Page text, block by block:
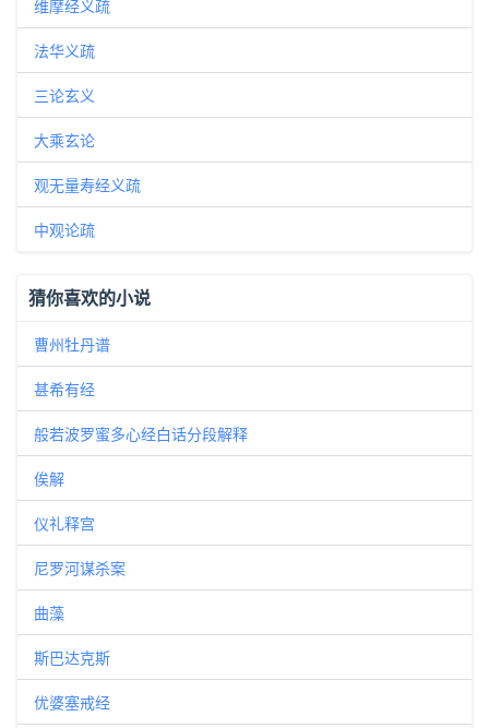
维摩经义疏
法华义疏
三论玄义
大乘玄论
观无量寿经义疏
中观论疏
猜你喜欢的小说
曹州牡丹谱
甚希有经
般若波罗蜜多心经白话分段解释
俟解
仪礼释宫
尼罗河谋杀案
曲藻
斯巴达克斯
优婆塞戒经